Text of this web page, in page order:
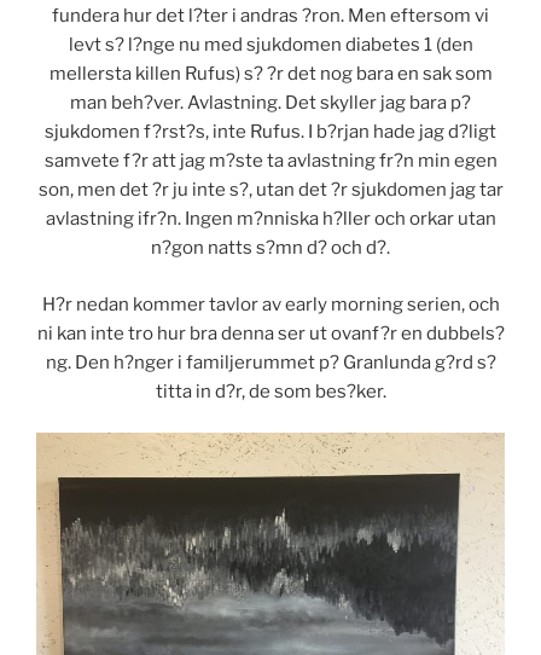
fundera hur det l?ter i andras ?ron. Men eftersom vi
levt s? l?nge nu med sjukdomen diabetes 1 (den
mellersta killen Rufus) s? ?r det nog bara en sak som
man beh?ver. Avlastning. Det skyller jag bara p?
sjukdomen f?rst?s, inte Rufus. I b?rjan hade jag d?ligt
samvete f?r att jag m?ste ta avlastning fr?n min egen
son, men det ?r ju inte s?, utan det ?r sjukdomen jag tar
avlastning ifr?n. Ingen m?nniska h?ller och orkar utan
n?gon natts s?mn d? och d?.
H?r nedan kommer tavlor av early morning serien, och
ni kan inte tro hur bra denna ser ut ovanf?r en dubbels?
ng. Den h?nger i familjerummet p? Granlunda g?rd s?
titta in d?r, de som bes?ker.